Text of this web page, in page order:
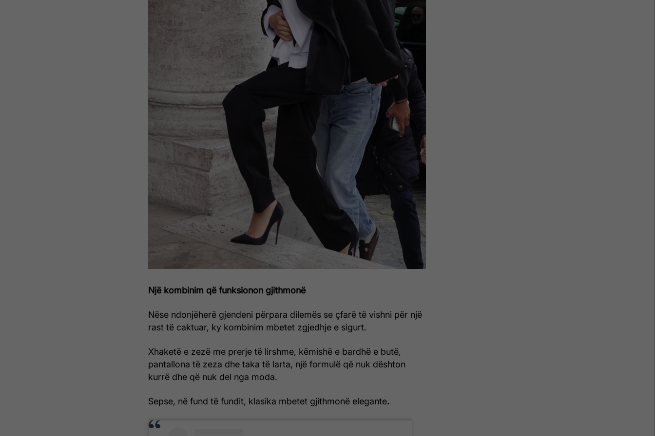
Një kombinim që funksionon gjithmonë
Nëse ndonjëherë gjendeni përpara dilemës se çfarë të vishni për një
rast të caktuar, ky kombinim mbetet zgjedhje e sigurt.
Xhaketë e zezë me prerje të lirshme, këmishë e bardhë e butë,
pantallona të zeza dhe taka të larta, një formulë që nuk dështon
kurrë dhe që nuk del nga moda.
Sepse, në fund të fundit, klasika mbetet gjithmonë elegante.